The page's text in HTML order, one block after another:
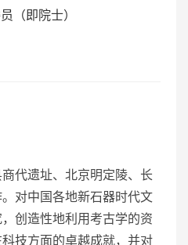
（即院士）
代遗址、北京明定陵、长
对中国各地新石器时代文
创造性地利用考古学的资
技方面的卓越成就，并对